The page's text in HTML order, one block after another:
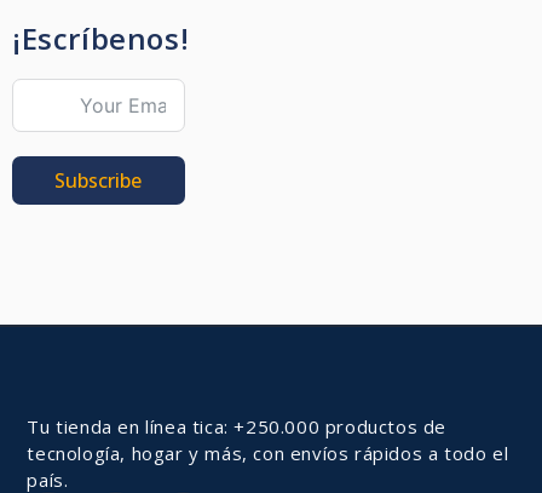
¡Escríbenos!
Subscribe
Tu tienda en línea tica: +250.000 productos de
tecnología, hogar y más, con envíos rápidos a todo el
país.